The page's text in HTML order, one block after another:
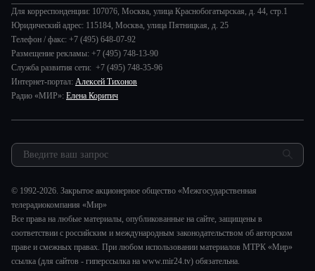
Происшествия
В содружестве
В мире
Наука и технологии
Здоровье и медицина
Культура
Шоу-бизнес
Сад и огород
Дела судебные
Диктор делает
Игра в кино
Игра в кино. Мультфильмы
Исторический детектив
МИР. Мнение
Мировое соглашение
Обману.НЕТ
Предварительный диагноз
Пять причин поехать в...
История
Руководство
Новости компании
Пресса о нас
Карьера
Результаты СОУТ
Для корреспонденции: 107076, Москва, улица Краснобогатырская, д. 44, стр.1
Юридический адрес: 115184, Москва, улица Пятницкая, д. 25
Телефон / факс: +7 (495) 648-07-92
Размещение рекламы: +7 (495) 748-13-90
Служба развития сети: +7 (495) 748-35-96
Интернет-портал: Алексей Тихонов
Радио «МИР»: Елена Коритич
© 1992-2026. Закрытое акционерное общество «Межгосударственная
телерадиокомпания «Мир»
Все права на любые материалы, опубликованные на сайте, защищены в
соответствии с российским и международным законодательством об авторском
праве и смежных правах. При любом использовании материалов МТРК «Мир»
ссылка (для сайтов - гиперссылка на www.mir24.tv) обязательна.